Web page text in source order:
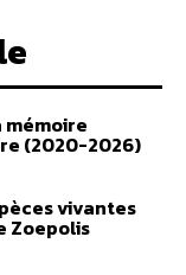
mémoire
(2020-2026)
vivantes
Zoepolis